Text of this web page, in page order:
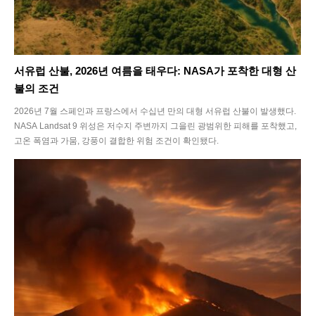
서유럽 산불, 2026년 여름을 태우다: NASA가 포착한 대형 산
불의 조건
2026년 7월 스페인과 프랑스에서 수십년 만의 대형 서유럽 산불이 발생했다.
NASA Landsat 9 위성은 저수지 주변까지 그을린 광범위한 피해를 포착했고,
고온 폭염과 가뭄, 강풍이 결합한 위험 조건이 확인됐다.